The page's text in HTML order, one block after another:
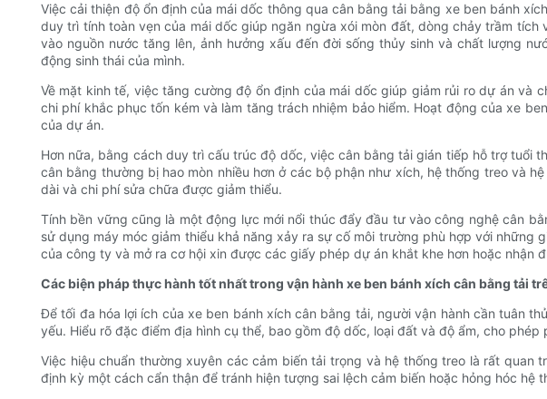
Việc cải thiện độ ổn định của mái dốc thông qua cân bằng tải bằng xe ben bánh
duy trì tính toàn vẹn của mái dốc giúp ngăn ngừa xói mòn đất, dòng chảy trầm
vào nguồn nước tăng lên, ảnh hưởng xấu đến đời sống thủy sinh và chất lượng
động sinh thái của mình.
Về mặt kinh tế, việc tăng cường độ ổn định của mái dốc giúp giảm rủi ro dự án
chi phí khắc phục tốn kém và làm tăng trách nhiệm bảo hiểm. Hoạt động của xe
của dự án.
Hơn nữa, bằng cách duy trì cấu trúc độ dốc, việc cân bằng tải gián tiếp hỗ trợ tuổi
cân bằng thường bị hao mòn nhiều hơn ở các bộ phận như xích, hệ thống treo và
dài và chi phí sửa chữa được giảm thiểu.
Tính bền vững cũng là một động lực mới nổi thúc đẩy đầu tư vào công nghệ cân
sử dụng máy móc giảm thiểu khả năng xảy ra sự cố môi trường phù hợp với
của công ty và mở ra cơ hội xin được các giấy phép dự án khắt khe hơn hoặc nhận
Các biện pháp thực hành tốt nhất trong vận hành xe ben bánh xích cân bằng tải
Để tối đa hóa lợi ích của xe ben bánh xích cân bằng tải, người vận hành cần tuân
yếu. Hiểu rõ đặc điểm địa hình cụ thể, bao gồm độ dốc, loại đất và độ ẩm, cho
Việc hiệu chuẩn thường xuyên các cảm biến tải trọng và hệ thống treo là rất
định kỳ một cách cẩn thận để tránh hiện tượng sai lệch cảm biến hoặc hỏng hóc